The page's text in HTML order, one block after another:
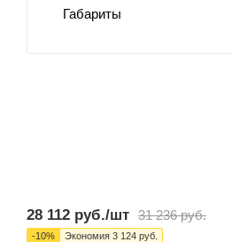
Габариты
28 112 руб./шт 31 236руб.
-10% Экономия 3 124 руб.